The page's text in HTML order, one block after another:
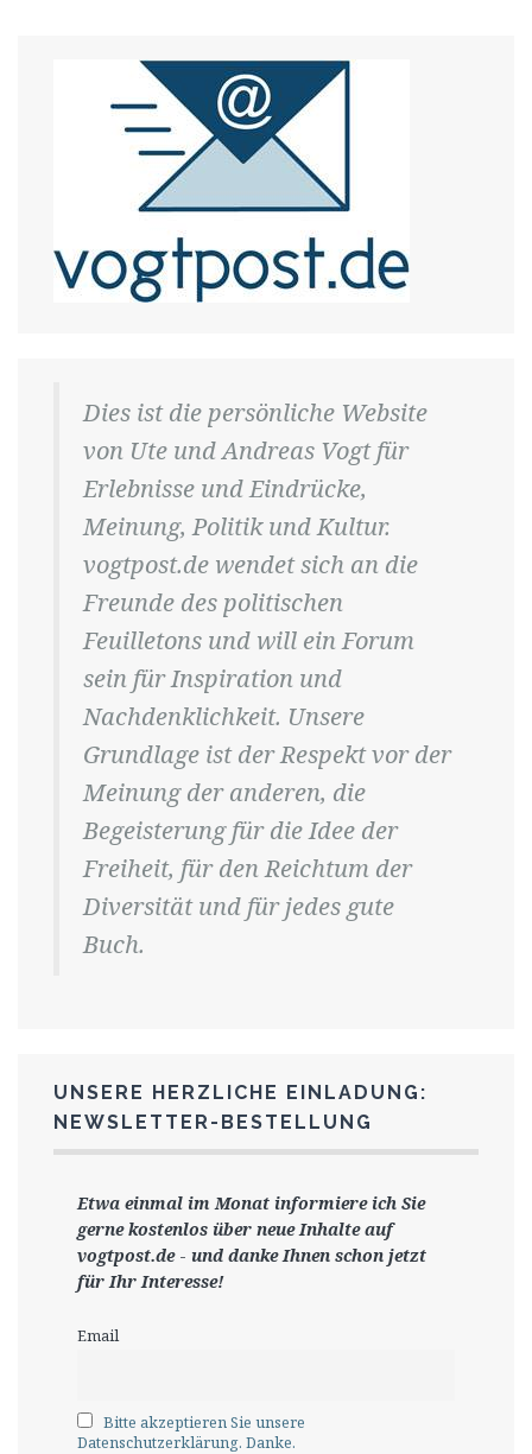
Dies ist die persönliche Website
von Ute und Andreas Vogt für
Erlebnisse und Eindrücke,
Meinung, Politik und Kultur.
vogtpost.de wendet sich an die
Freunde des politischen
Feuilletons und will ein Forum
sein für Inspiration und
Nachdenklichkeit. Unsere
Grundlage ist der Respekt vor der
Meinung der anderen, die
Begeisterung für die Idee der
Freiheit, für den Reichtum der
Diversität und für jedes gute
Buch.
UNSERE HERZLICHE EINLADUNG:
NEWSLETTER-BESTELLUNG
Etwa einmal im Monat informiere ich Sie
gernekostenlos über neue Inhalte auf
vogtpost.de- und danke Ihnen schon jetzt
für Ihr Interesse!
Email
Bitte akzeptieren Sie unsere
Datenschutzerklärung. Danke.